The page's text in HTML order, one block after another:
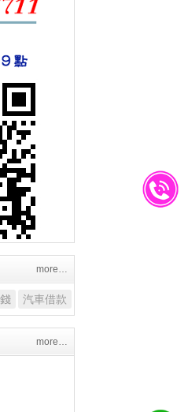
more…
汽車借款
more…